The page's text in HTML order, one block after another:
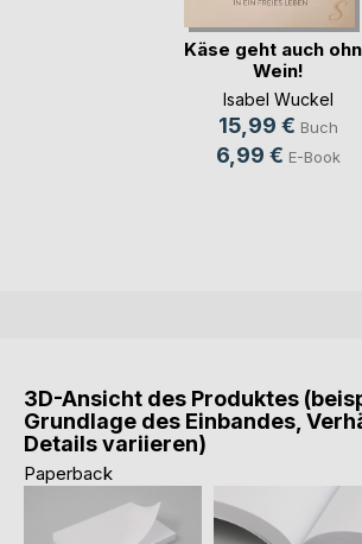
Käse geht auch
Wein!
Isabel Wuckel
15,99 € Buch
6,99 € E-Book
3D-Ansicht des Produktes
Grundlage des Einbandes,
Details variieren)
Paperback